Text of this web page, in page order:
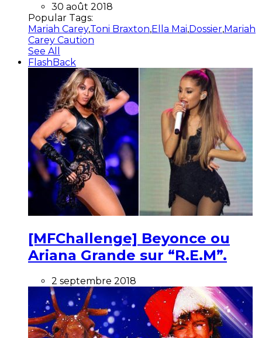
30 août 2018
Popular Tags:
Mariah Carey,Toni Braxton,Ella Mai,Dossier,Mariah
Carey Caution
See All
FlashBack
[MFChallenge] Beyonce ou
Ariana Grande sur “R.E.M”.
2 septembre 2018